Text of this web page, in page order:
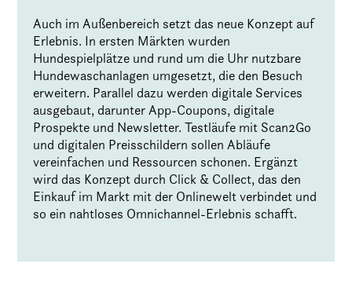
Auch im Außenbereich setzt das neue Konzept auf
Erlebnis. In ersten Märkten wurden
Hundespielplätze und rund um die Uhr nutzbare
Hundewaschanlagen umgesetzt, die den Besuch
erweitern. Parallel dazu werden digitale Services
ausgebaut, darunter App-Coupons, digitale
Prospekte und Newsletter. Testläufe mit Scan2Go
und digitalen Preisschildern sollen Abläufe
vereinfachen und Ressourcen schonen. Ergänzt
wird das Konzept durch Click & Collect, das den
Einkauf im Markt mit der Onlinewelt verbindet und
so ein nahtloses Omnichannel-Erlebnis schafft.